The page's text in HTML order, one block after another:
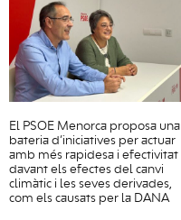
El PSOE Menorca proposa una
bateria d’iniciatives per actuar
amb més rapidesa i efectivitat
davant els efectes del canvi
climàtic i les seves derivades,
com els causats per la DANA